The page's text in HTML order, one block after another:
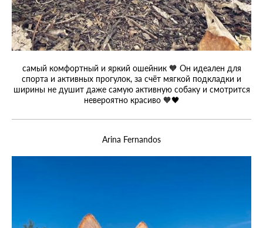
самый комфортный и яркий ошейник 🧡 Он идеален для
спорта и активных прогулок, за счёт мягкой подкладки и
ширины не душит даже самую активную собаку и смотрится
невероятно красиво 🧡🖤
Arina Fernandos